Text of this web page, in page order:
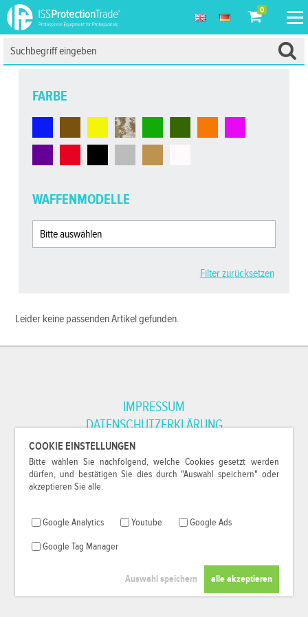
COOKIE EINSTELLUNGEN
Bitte wählen Sie nachfolgend, welche Cookies gesetzt werden
dürfen, und bestätigen Sie dies durch "Auswahl speichern" oder
akzeptieren Sie alle.
Google Analytics Youtube Google Ads
Google Tag Manager
0
FARBE
WAFFENMODELLE
Filter zurücksetzen
Leider keine passenden Artikel gefunden.
IMPRESSUM
DATENSCHUTZERKLÄRUNG
*Alle Preise inkl. MwSt. und zzgl.Versandkosten
© 2000-2026 79Pixel, alle Rechte vorbehalten.